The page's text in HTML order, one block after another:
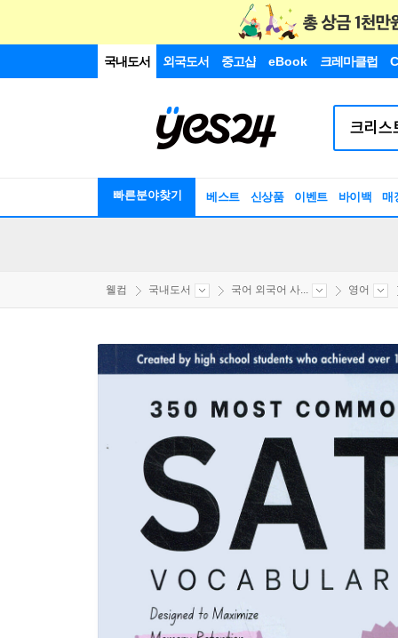
국내도서 외국도서 중고샵 eBook 크레마클럽
빠른분야찾기 베스트 신상품 이벤트 바이백 매
웰컴 국내도서 국어 외국어 사... 영어